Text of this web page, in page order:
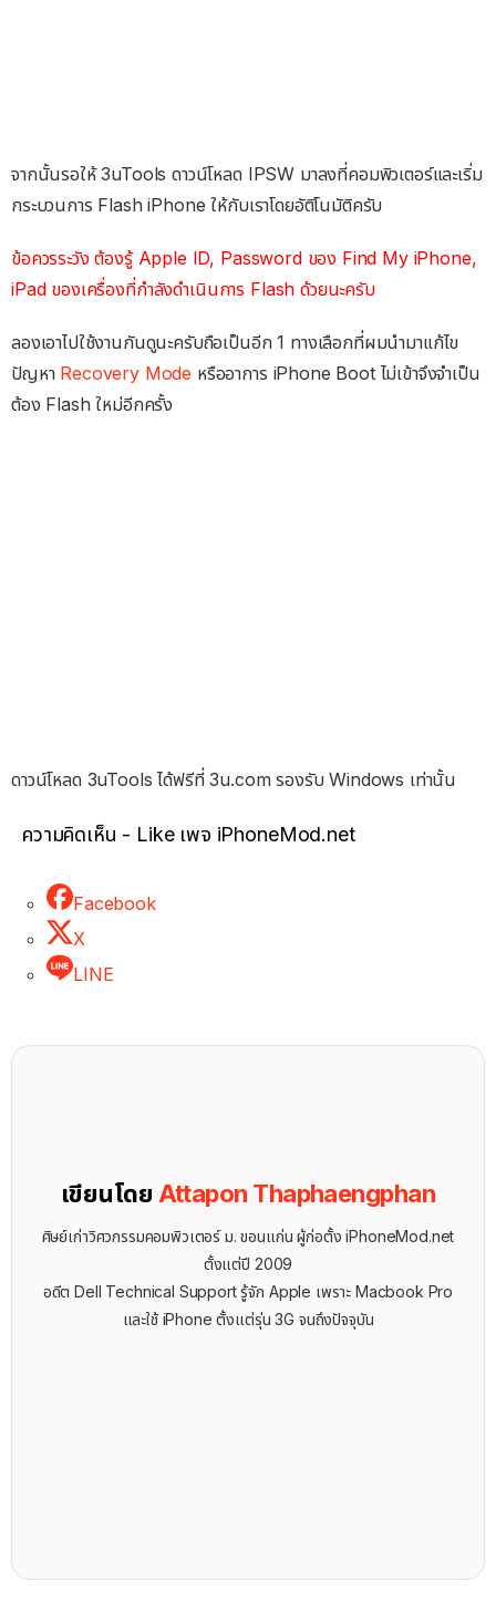
จากนั้นรอให้ 3uTools ดาวน์โหลด IPSW มาลงที่คอมพิวเตอร์และเริ่ม
กระบวนการ Flash iPhone ให้กับเราโดยอัติโนมัติครับ
ข้อควรระวัง ต้องรู้ Apple ID, Password ของ Find My iPhone,
iPad ของเครื่องที่กำลังดำเนินการ Flash ด้วยนะครับ
ลองเอาไปใช้งานกันดูนะครับถือเป็นอีก 1 ทางเลือกที่ผมนำมาแก้ไข
ปัญหา Recovery Mode หรืออาการ iPhone Boot ไม่เข้าจึงจำเป็น
ต้อง Flash ใหม่อีกครั้ง
ดาวน์โหลด 3uTools ได้ฟรีที่ 3u.com รองรับ Windows เท่านั้น
ความคิดเห็น - Like เพจ iPhoneMod.net
Facebook
X
LINE
เขียนโดย Attapon Thaphaengphan
ศิษย์เก่าวิศวกรรมคอมพิวเตอร์ ม. ขอนแก่น ผู้ก่อตั้ง iPhoneMod.net
ตั้งแต่ปี 2009
อดีต Dell Technical Support รู้จัก ​Apple เพราะ Macbook Pro
และใช้ iPhone ตั้งแต่รุ่น 3G จนถึงปัจจุบัน